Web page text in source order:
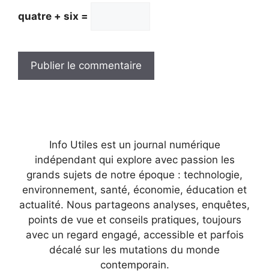
quatre + six =
Info Utiles est un journal numérique
indépendant qui explore avec passion les
grands sujets de notre époque : technologie,
environnement, santé, économie, éducation et
actualité. Nous partageons analyses, enquêtes,
points de vue et conseils pratiques, toujours
avec un regard engagé, accessible et parfois
décalé sur les mutations du monde
contemporain.